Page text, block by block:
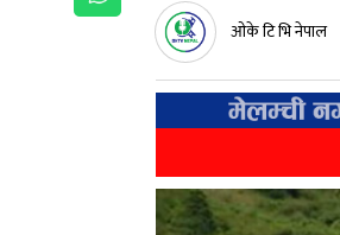
ओके टि भि नेपाल